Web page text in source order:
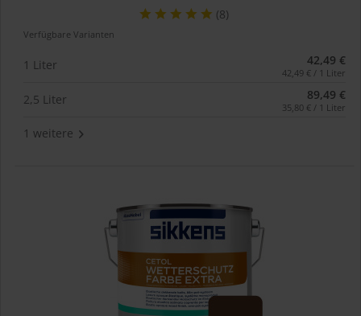
(8)
Verfügbare Varianten
1 Liter 42,49 €
42,49 € / 1 Liter
2,5 Liter 89,49 €
35,80 € / 1 Liter
1 weitere